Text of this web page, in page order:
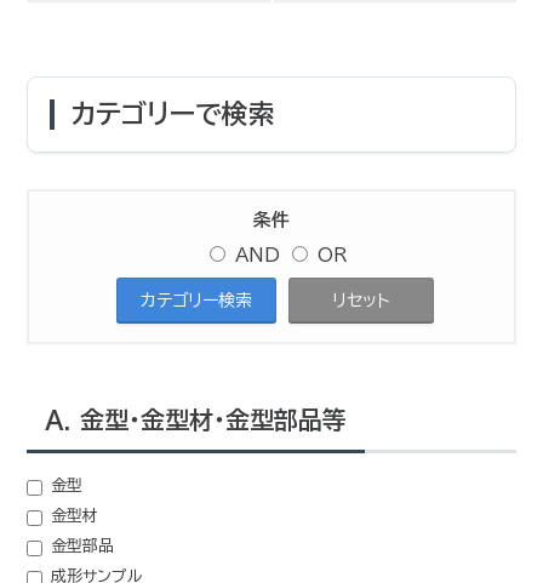
カテゴリーで検索
条件
AND
OR
A. 金型・金型材・金型部品等
金型
金型材
金型部品
成形サンプル